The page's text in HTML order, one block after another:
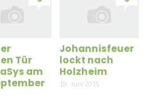
Tür
am
Johannisfeuer
lockt nach
Holzheim
19. Juni 2015